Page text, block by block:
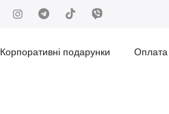
Корпоративні подарунки Оплата